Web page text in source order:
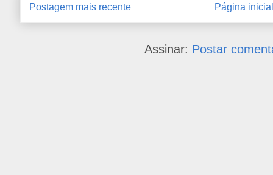
Postagem mais recente Página inicial
Assinar: Postar